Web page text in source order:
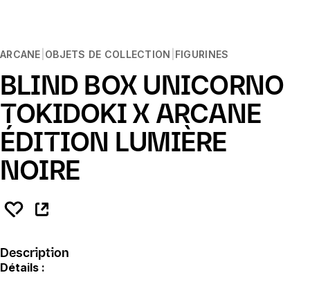
ARCANE OBJETS DE COLLECTION FIGURINES
BLIND BOX UNICORNO
TOKIDOKI X ARCANE
ÉDITION LUMIÈRE
NOIRE
Description
Détails :